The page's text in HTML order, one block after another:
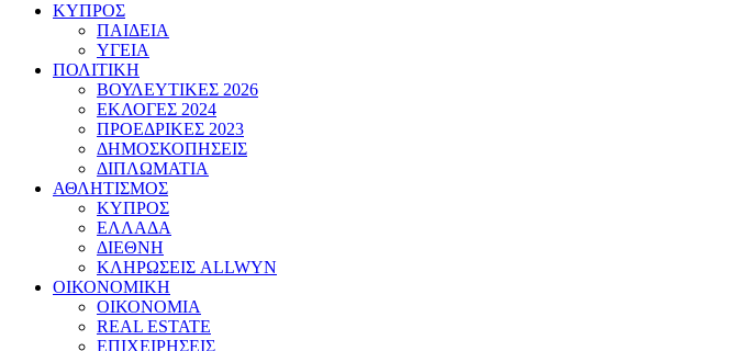
ΚΥΠΡΟΣ
ΠΑΙΔΕΙΑ
ΥΓΕΙΑ
ΠΟΛΙΤΙΚΗ
ΒΟΥΛΕΥΤΙΚΕΣ 2026
ΕΚΛΟΓΕΣ 2024
ΠΡΟΕΔΡΙΚΕΣ 2023
ΔΗΜΟΣΚΟΠΗΣΕΙΣ
ΔΙΠΛΩΜΑΤΙΑ
ΑΘΛΗΤΙΣΜΟΣ
ΚΥΠΡΟΣ
ΕΛΛΑΔΑ
ΔΙΕΘΝΗ
ΚΛΗΡΩΣΕΙΣ ALLWYN
ΟΙΚΟΝΟΜΙΚΗ
ΟΙΚΟΝΟΜΙΑ
REAL ESTATE
ΕΠΙΧΕΙΡΗΣΕΙΣ